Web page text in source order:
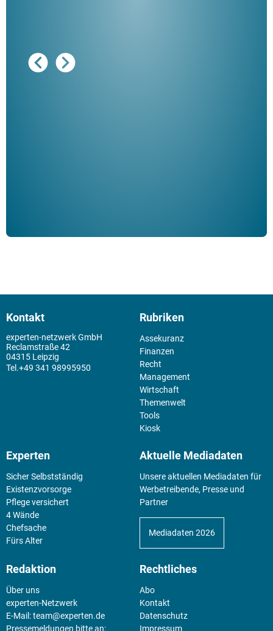
Kontakt
experten-netzwerk GmbH
Reclamstraße 42
04315 Leipzig
+49 341 98995950
Rubriken
Assekuranz
Finanzen
Recht
Management
Wirtschaft
Themenwelt
Tools
Kiosk
Experten
Sicher Selbstständig
Existenz­vorsorge
Pflege versichert
4 Wände
Chefsache
Fürs Alter
Aktuelle Mediadaten
Unsere aktuellen Mediadaten für
Werbetreibende, Presse und
Partner
Mediadaten 2026
Redaktion
Über uns
experten-Netzwerk
E-Mail:team@experten.de
Pressemeldungen bitte an:
Rechtliches
Abo
Kontakt
Datenschutz
Impressum